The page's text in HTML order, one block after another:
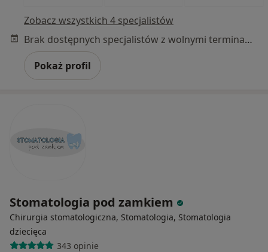
Zobacz wszystkich 4 specjalistów
Brak dostępnych specjalistów z wolnymi terminami w tym centrum medycznym.
Pokaż profil
Stomatologia pod zamkiem
Chirurgia stomatologiczna, Stomatologia, Stomatologia
dziecięca
343 opinie